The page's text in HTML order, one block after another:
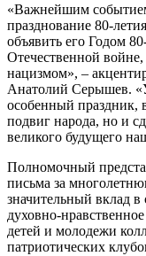
«Важнейшим
празднование 80-
объявить его Годом
Отечественной
нацизмом», –
Анатолий Серышев.
особенный праздник,
подвиг народа, но и
великого будущего
Полномочный
письма за
значительный вклад в
духовно-
детей и молодежи
патриотических